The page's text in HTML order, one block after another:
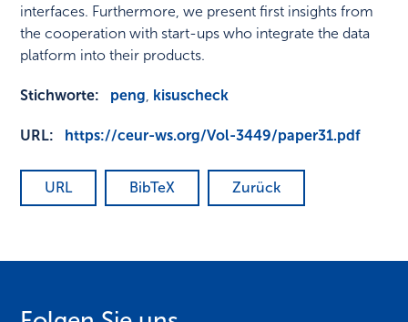
interfaces. Furthermore, we present first insights from
the cooperation with start-ups who integrate the data
platform into their products.
Stichworte: peng, kisuscheck
URL: https://ceur-ws.org/Vol-3449/paper31.pdf
URL BibTeX Zurück